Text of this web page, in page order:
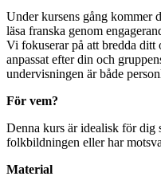
Under kursens gång kommer
läsa franska genom
Vi fokuserar på att bredda
anpassat efter din och
undervisningen är både
För vem?
Denna kurs är idealisk för dig
folkbildningen eller har
Material